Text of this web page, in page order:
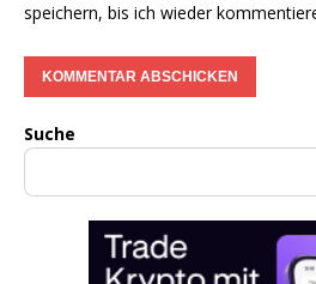
speichern, bis ich wieder
Suche